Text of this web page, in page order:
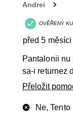
Andrei
OVĚŘENÝ
před 5 měsíci
Pantalonii nu
sa-i returnez
Přeložit
Ne,